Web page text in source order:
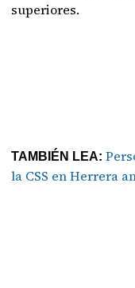
superiores.
TAMBIÉN LEA:
la CSS en Herrera